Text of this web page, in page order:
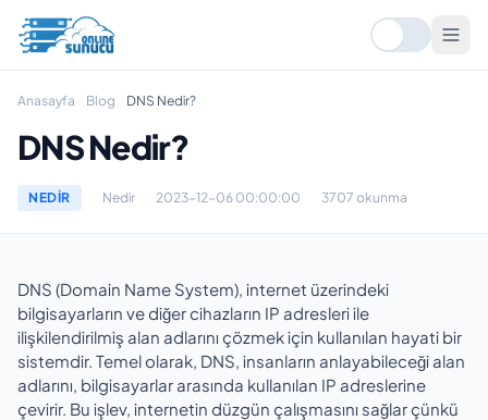
Anasayfa Blog DNS Nedir?
DNS Nedir?
NEDIR Nedir 2023-12-06 00:00:00 3707 okunma
DNS (Domain Name System), internet üzerindeki
bilgisayarların ve diğer cihazların IP adresleri ile
ilişkilendirilmiş alan adlarını çözmek için kullanılan hayati bir
sistemdir. Temel olarak, DNS, insanların anlayabileceği alan
adlarını, bilgisayarlar arasında kullanılan IP adreslerine
çevirir. Bu işlev, internetin düzgün çalışmasını sağlar çünkü